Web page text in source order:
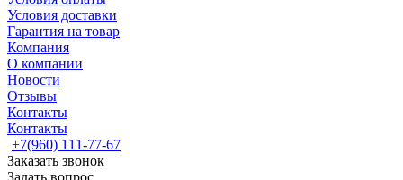
Условия доставки
Гарантия на товар
Компания
О компании
Новости
Отзывы
Контакты
Контакты
+7(960) 111-77-67
Заказать звонок
Задать вопрос